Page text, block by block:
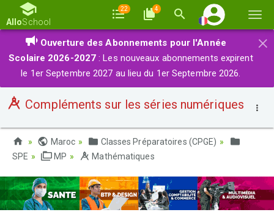
la
AlloSchool
22 4
×
Ouverture des Abonnements pour l'Année
Scolaire 2026-2027 : Les nouveaux abonnements expirent
le 1er Septembre 2027 au lieu du 1er Septembre 2026.
Compléments sur les séries numériques
Maroc
Classes Préparatoires (CPGE)
SPE
MP Mathématiques